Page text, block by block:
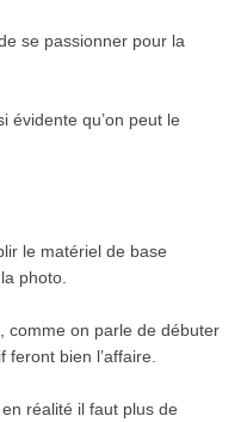
se passionner pour la
évidente qu’on peut le
le matériel de base
photo.
comme on parle de débuter
bien l’affaire.
en réalité il faut plus de